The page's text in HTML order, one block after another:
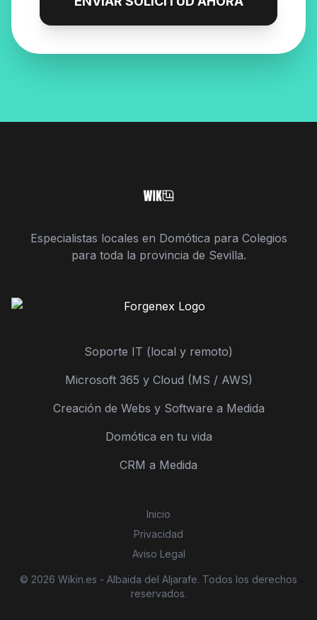
Especialistas locales en Domótica para Colegios
para toda la provincia de Sevilla.
Soporte IT (local y remoto)
Microsoft 365 y Cloud (MS / AWS)
Creación de Webs y Software a Medida
Domótica en tu vida
CRM a Medida
Inicio
Privacidad
Aviso Legal
© 2026 Wikin.es - Albaida del Aljarafe. Todos los derechos
reservados.